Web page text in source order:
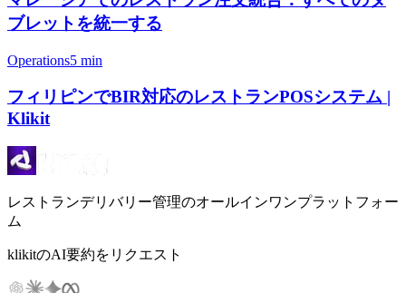
ブレットを統一する
Operations5 min
フィリピンでBIR対応のレストランPOSシステム |
Klikit
レストランデリバリー管理のオールインワンプラットフォー
ム
klikitのAI要約をリクエスト